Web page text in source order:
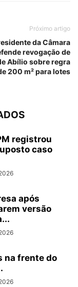
Próximo artigo
da Câmara
revogação de
Abílio sobre regra
200 m² para lotes
registrou
caso
após
versão
na frente do